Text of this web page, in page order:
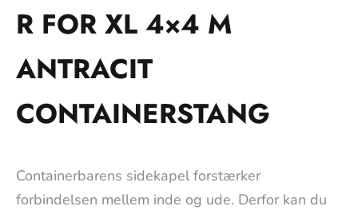
R FOR XL 4×4 M
ANTRACIT
CONTAINERSTANG
Containerbarens sidekapel forstærker
forbindelsen mellem inde og ude. Derfor kan du